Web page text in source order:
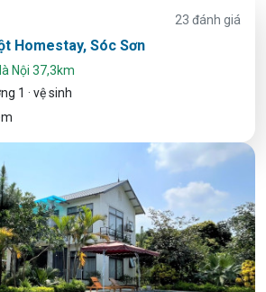
23 đánh giá
Homestay, Sóc Sơn
Nội 37,3km
1 · vệ sinh